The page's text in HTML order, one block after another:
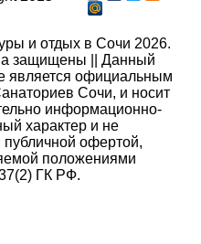
и отдых в Сочи 2026.
защищены || Данный
является официальным
Сочи, и носит
информационно-
характер и не
публичной офертой,
положениями
ГК РФ.